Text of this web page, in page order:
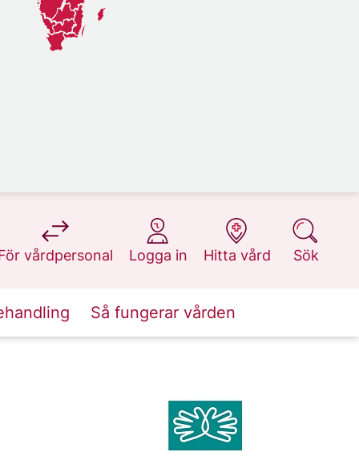
vårdpersonal
på 1177.se
Logga in
på 1177.se
Hitta vård
på 1177.se
Sök
på 1177.se
Så fungerar vården